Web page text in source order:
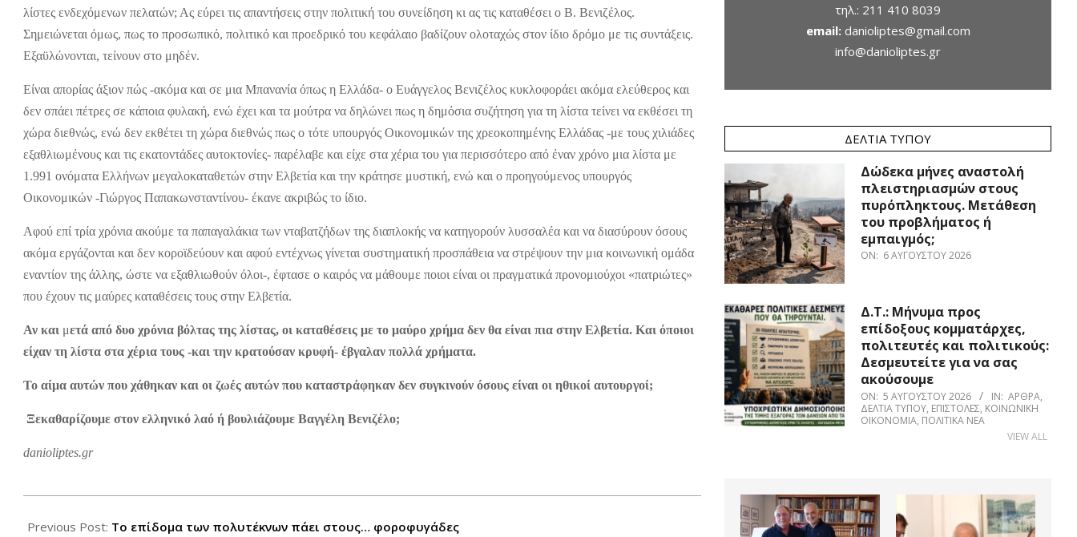
λίστες ενδεχόμενων πελατών; Ας εύρει τις απαντήσεις στην πολιτική του συνείδηση κι ας τις καταθέσει ο Β. Βενιζέλος.
Σημειώνεται όμως, πως το προσωπικό, πολιτικό και προεδρικό του κεφάλαιο βαδίζουν ολοταχώς στον ίδιο δρόμο με τις συντάξεις.
Εξαϋλώνονται, τείνουν στο μηδέν.
Είναι απορίας άξιον πώς -ακόμα και σε μια Μπανανία όπως η Ελλάδα- ο Ευάγγελος Βενιζέλος κυκλοφοράει ακόμα ελεύθερος και
δεν σπάει πέτρες σε κάποια φυλακή, ενώ έχει και τα μούτρα να δηλώνει πως η δημόσια συζήτηση για τη λίστα τείνει να εκθέσει τη
χώρα διεθνώς, ενώ δεν εκθέτει τη χώρα διεθνώς πως ο τότε υπουργός Οικονομικών της χρεοκοπημένης Ελλάδας -με τους χιλιάδες
εξαθλιωμένους και τις εκατοντάδες αυτοκτονίες- παρέλαβε και είχε στα χέρια του για περισσότερο από έναν χρόνο μια λίστα με
1.991 ονόματα Ελλήνων μεγαλοκαταθετών στην Ελβετία και την κράτησε μυστική, ενώ και ο προηγούμενος υπουργός
Οικονομικών -Γιώργος Παπακωνσταντίνου- έκανε ακριβώς το ίδιο.
Αφού επί τρία χρόνια ακούμε τα παπαγαλάκια των νταβατζήδων της διαπλοκής να κατηγορούν λυσσαλέα και να διασύρουν όσους
ακόμα εργάζονται και δεν κοροϊδεύουν και αφού εντέχνως γίνεται συστηματική προσπάθεια να στρέψουν την μια κοινωνική ομάδα
εναντίον της άλλης, ώστε να εξαθλιωθούν όλοι-, έφτασε ο καιρός να μάθουμε ποιοι είναι οι πραγματικά προνομιούχοι «πατριώτες»
που έχουν τις μαύρες καταθέσεις τους στην Ελβετία.
Αν και μετά από δυο χρόνια βόλτας της λίστας, οι καταθέσεις με το μαύρο χρήμα δεν θα είναι πια στην Ελβετία. Και όποιοι
είχαν τη λίστα στα χέρια τους -και την κρατούσαν κρυφή- έβγαλαν πολλά χρήματα.
Το αίμα αυτών που χάθηκαν και οι ζωές αυτών που καταστράφηκαν δεν συγκινούν όσους είναι οι ηθικοί αυτουργοί;
Ξεκαθαρίζουμε στον ελληνικό λαό ή βουλιάζουμε Βαγγέλη Βενιζέλο;
danioliptes.gr
10-
Previous Post: To επίδομα των πολυτέκνων πάει στους… φοροφυγάδες
τηλ.: 211 410 8039
email: danioliptes@gmail.com
info@danioliptes.gr
ΔΕΛΤΊΑ ΤΎΠΟΥ
Δώδεκα μήνες αναστολή
πλειστηριασμών στους
πυρόπληκτους. Μετάθεση
του προβλήματος ή
εμπαιγμός;
ON: 6 ΑΥΓΟΎΣΤΟΥ 2026
Δ.Τ.: Μήνυμα προς
επίδοξους κομματάρχες,
πολιτευτές και πολιτικούς:
Δεσμευτείτε για να σας
ακούσουμε
ON: 5 ΑΥΓΟΎΣΤΟΥ 2026 IN: ΆΡΘΡΑ,
ΔΕΛΤΊΑ ΤΎΠΟΥ, ΕΠΙΣΤΟΛΈΣ, ΚΟΙΝΩΝΙΚΉ
ΟΙΚΟΝΟΜΊΑ, ΠΟΛΙΤΙΚΆ ΝΈΑ
VIEW ALL